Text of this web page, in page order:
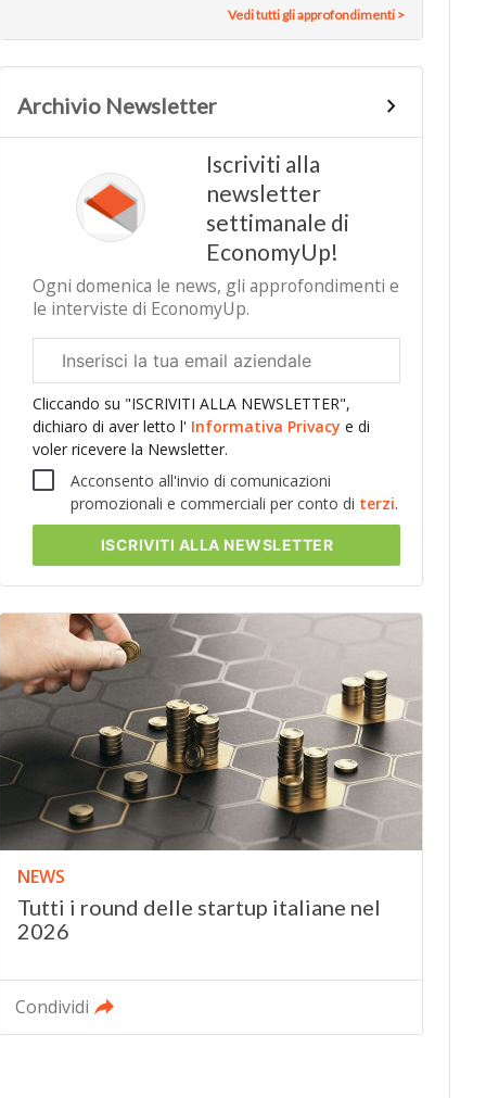
Vedi tutti gli approfondimenti >
Archivio Newsletter
Iscriviti alla
newsletter
settimanale di
EconomyUp!
Ogni domenica le news, gli approfondimenti e
le interviste di EconomyUp.
aziendale
Cliccando su "ISCRIVITI ALLA NEWSLETTER",
dichiaro di aver letto l' Informativa Privacye di
voler ricevere la Newsletter.
Acconsento all'invio di comunicazioni
promozionali e commerciali per conto di terzi.
ISCRIVITI ALLA NEWSLETTER
NEWS
Tutti i round delle startup italiane nel
2026
Condividi